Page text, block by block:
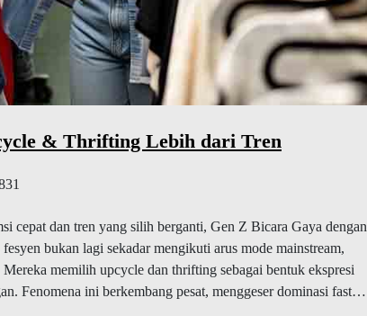
& Thrifting Lebih dari Tren
cepat dan tren yang silih berganti, Gen Z Bicara Gaya dengan
bukan lagi sekadar mengikuti arus mode mainstream,
memilih upcycle dan thrifting sebagai bentuk ekspresi
Fenomena ini berkembang pesat, menggeser dominasi fast…